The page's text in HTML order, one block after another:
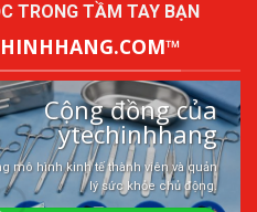
TRONG TẦM TAY BẠN
Cộng đồng của
ytechinhhang
mô hình kinh tế thành viên và quản
lý sức khỏe chủ động.